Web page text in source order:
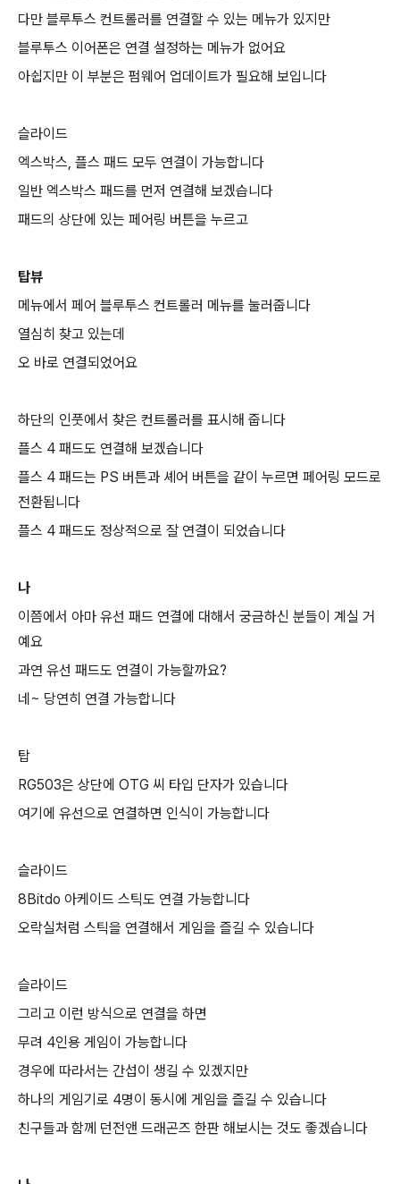
다만 블루투스 컨트롤러를 연결할 수 있는 메뉴가 있지만
블루투스 이어폰은 연결 설정하는 메뉴가 없어요
아쉽지만 이 부분은 펌웨어 업데이트가 필요해 보입니다
슬라이드
엑스박스, 플스 패드 모두 연결이 가능합니다
일반 엑스박스 패드를 먼저 연결해 보겠습니다
패드의 상단에 있는 페어링 버튼을 누르고
탑뷰
메뉴에서 페어 블루투스 컨트롤러 메뉴를 눌러줍니다
열심히 찾고 있는데
오 바로 연결되었어요
하단의 인풋에서 찾은 컨트롤러를 표시해 줍니다
플스 4 패드도 연결해 보겠습니다
플스 4 패드는 PS 버튼과 셰어 버튼을 같이 누르면 페어링 모드로
전환됩니다
플스 4 패드도 정상적으로 잘 연결이 되었습니다
나
이쯤에서 아마 유선 패드 연결에 대해서 궁금하신 분들이 계실 거
예요
과연 유선 패드도 연결이 가능할까요?
네~ 당연히 연결 가능합니다
탑
RG503은 상단에 OTG 씨 타입 단자가 있습니다
여기에 유선으로 연결하면 인식이 가능합니다
슬라이드
8Bitdo 아케이드 스틱도 연결 가능합니다
오락실처럼 스틱을 연결해서 게임을 즐길 수 있습니다
슬라이드
그리고 이런 방식으로 연결을 하면
무려 4인용 게임이 가능합니다
경우에 따라서는 간섭이 생길 수 있겠지만
하나의 게임기로 4명이 동시에 게임을 즐길 수 있습니다
친구들과 함께 던전앤 드래곤즈 한판 해보시는 것도 좋겠습니다